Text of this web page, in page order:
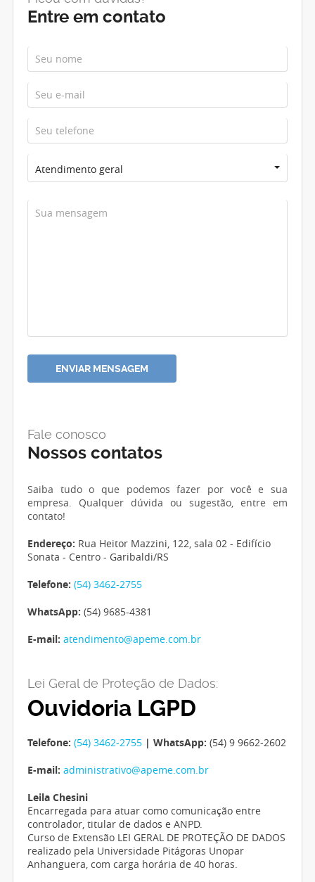
Entre em contato
Atendimento geral
Fale conosco
Nossos contatos
Saiba tudo o que podemos fazer por você e sua
empresa. Qualquer dúvida ou sugestão, entre em
contato!
Endereço: Rua Heitor Mazzini, 122, sala 02 - Edifício
Sonata - Centro - Garibaldi/RS
Telefone: (54) 3462-2755
WhatsApp: (54) 9685-4381
E-mail: atendimento@apeme.com.br
Lei Geral de Proteção de Dados:
Ouvidoria LGPD
Telefone: (54) 3462-2755 | WhatsApp: (54) 9 9662-2602
E-mail: administrativo@apeme.com.br
Leila Chesini
Encarregada para atuar como comunicação entre
controlador, titular de dados e ANPD.
Curso de Extensão LEI GERAL DE PROTEÇÃO DE DADOS
realizado pela Universidade Pitágoras Unopar
Anhanguera, com carga horária de 40 horas.